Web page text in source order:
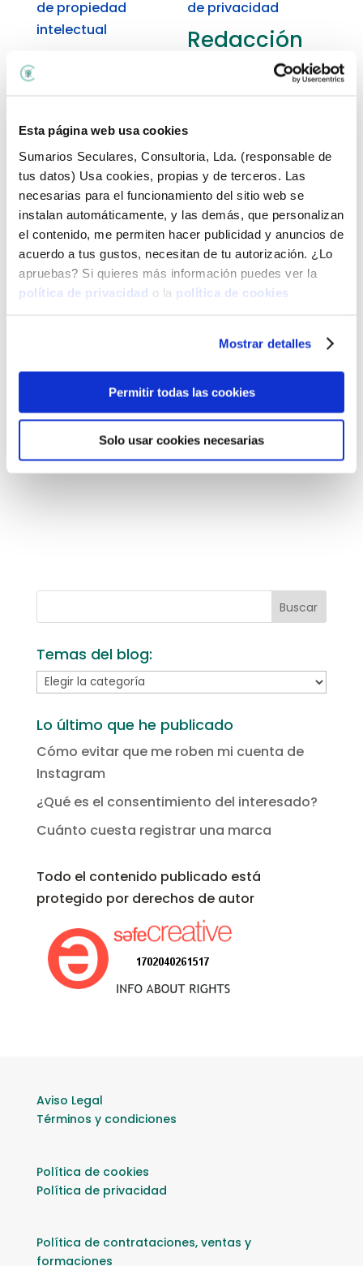
Esta página web usa cookies
Sumarios Seculares, Consultoria, Lda. (responsable de
tus datos) Usa cookies, propias y de terceros. Las
necesarias para el funcionamiento del sitio web se
instalan automáticamente, y las demás, que personalizan
el contenido, me permiten hacer publicidad y anuncios de
acuerdo a tus gustos, necesitan de tu autorización. ¿Lo
apruebas? Si quieres más información puedes ver la
política de privacidad o la política de cookies
Mostrar detalles
Permitir todas las cookies
Solo usar cookies necesarias
intelectual
Redacción
política de
privacidad
Redacción
textos AC
€540,00 + IVA
Temas del blog:
Temas
blog:
Lo último que he publicado
Cómo evitar que me roben mi cuenta de
Instagram
¿Qué es el consentimiento del interesado?
Cuánto cuesta registrar una marca
Todo el contenido publicado está
protegido por derechos de autor
Aviso Legal
Términos y condiciones
Política de cookies
Política de privacidad
Política de contrataciones, ventas y
formaciones